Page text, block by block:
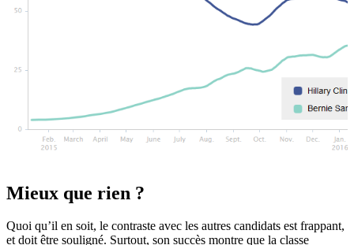
Mieux que rien ?
Quoi qu’il en soit, le contraste avec les autres candidats est frappant,
et doit être souligné. Surtout, son succès montre que la classe